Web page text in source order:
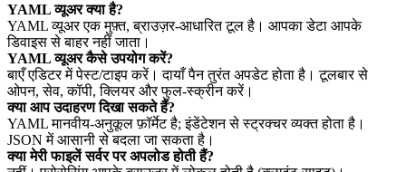
YAML व्यूअर क्या है?
YAML व्यूअर एक मुफ़्त, ब्राउज़र‑आधारित टूल है। आपका डेटा आपके
डिवाइस से बाहर नहीं जाता।
YAML व्यूअर कैसे उपयोग करें?
बाएँ एडिटर में पेस्ट/टाइप करें। दायाँ पैन तुरंत अपडेट होता है। टूलबार से
ओपन, सेव, कॉपी, क्लियर और फुल‑स्क्रीन करें।
क्या आप उदाहरण दिखा सकते हैं?
YAML मानवीय‑अनुकूल फ़ॉर्मेट है; इंडेंटेशन से स्ट्रक्चर व्यक्त होता है।
JSON में आसानी से बदला जा सकता है।
क्या मेरी फाइलें सर्वर पर अपलोड होती हैं?